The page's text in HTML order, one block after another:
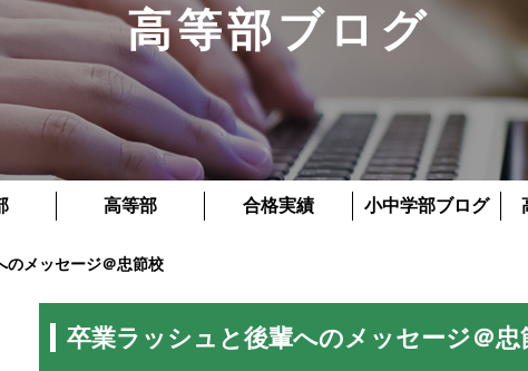
高等部ブログ
高等部 合格実績 小中学部ブログ
メッセージ＠忠節校
卒業ラッシュと後輩へのメッセージ＠忠